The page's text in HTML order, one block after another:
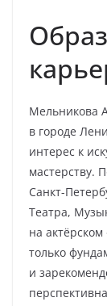
Мельникова
в городе
интерес к
мастерству.
Санкт-
Театра,
на
только
и